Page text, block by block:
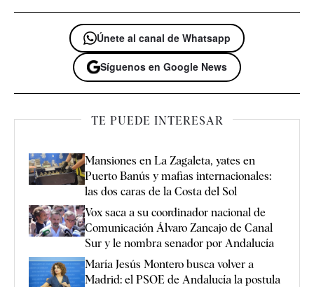
Únete al canal de Whatsapp
Síguenos en Google News
TE PUEDE INTERESAR
Mansiones en La Zagaleta, yates en
Puerto Banús y mafias internacionales:
las dos caras de la Costa del Sol
Vox saca a su coordinador nacional de
Comunicación Álvaro Zancajo de Canal
Sur y le nombra senador por Andalucía
María Jesús Montero busca volver a
Madrid: el PSOE de Andalucía la postula